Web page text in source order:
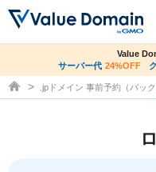
ドメイントップ
co.jpドメイン✕コアサ
サーバー
Value
サーバー代 24%OFF
ドメイン取得ならバリュードメ
.jpドメイン 事前予約（バッ